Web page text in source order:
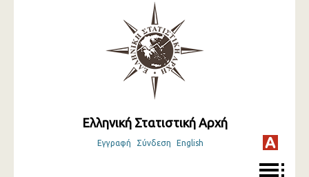
Ελληνική Στατιστική Αρχή
Εγγραφή Σύνδεση English